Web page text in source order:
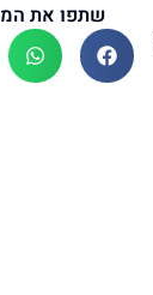
שתפו את